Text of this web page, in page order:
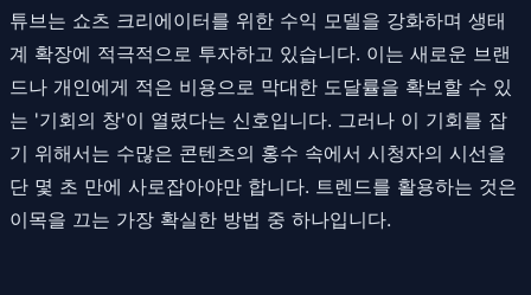
튜브는 쇼츠 크리에이터를 위한 수익 모델을 강화하며 생태
계 확장에 적극적으로 투자하고 있습니다. 이는 새로운 브랜
드나 개인에게 적은 비용으로 막대한 도달률을 확보할 수 있
는 '기회의 창'이 열렸다는 신호입니다. 그러나 이 기회를 잡
기 위해서는 수많은 콘텐츠의 홍수 속에서 시청자의 시선을
단 몇 초 만에 사로잡아야만 합니다. 트렌드를 활용하는 것은
이목을 끄는 가장 확실한 방법 중 하나입니다.